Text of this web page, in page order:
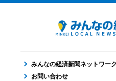
みんなの経済新聞ネットワーク
お問い合わせ